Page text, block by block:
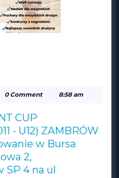
0 Comment 8:58 am
- U12) ZAMBRÓW
w Bursa
2,
SP 4 na ul